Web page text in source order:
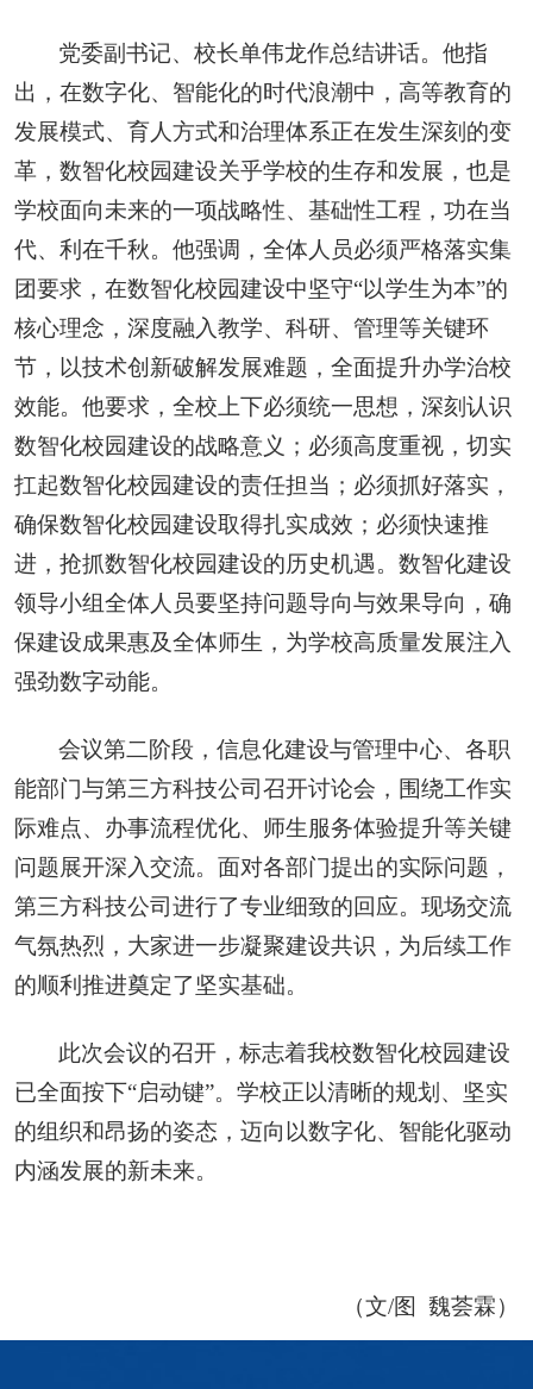
党委副书记、校长单伟龙作总结讲话。他指
出，在数字化、智能化的时代浪潮中，高等教育的
发展模式、育人方式和治理体系正在发生深刻的变
革，数智化校园建设关乎学校的生存和发展，也是
学校面向未来的一项战略性、基础性工程，功在当
代、利在千秋。他强调，全体人员必须严格落实集
团要求，在数智化校园建设中坚守“以学生为本”的
核心理念，深度融入教学、科研、管理等关键环
节，以技术创新破解发展难题，全面提升办学治校
效能。他要求，全校上下必须统一思想，深刻认识
数智化校园建设的战略意义；必须高度重视，切实
扛起数智化校园建设的责任担当；必须抓好落实，
确保数智化校园建设取得扎实成效；必须快速推
进，抢抓数智化校园建设的历史机遇。数智化建设
领导小组全体人员要坚持问题导向与效果导向，确
保建设成果惠及全体师生，为学校高质量发展注入
强劲数字动能。
会议第二阶段，信息化建设与管理中心、各职
能部门与第三方科技公司召开讨论会，围绕工作实
际难点、办事流程优化、师生服务体验提升等关键
问题展开深入交流。面对各部门提出的实际问题，
第三方科技公司进行了专业细致的回应。现场交流
气氛热烈，大家进一步凝聚建设共识，为后续工作
的顺利推进奠定了坚实基础。
此次会议的召开，标志着我校数智化校园建设
已全面按下“启动键”。学校正以清晰的规划、坚实
的组织和昂扬的姿态，迈向以数字化、智能化驱动
内涵发展的新未来。
（文/图 魏荟霖）